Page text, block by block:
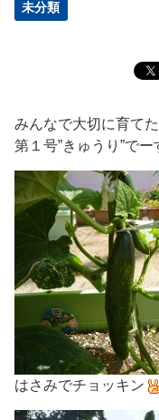
未分類
みんなで大切に育て
第１号”きゅうり”でー
はさみでチョッキン